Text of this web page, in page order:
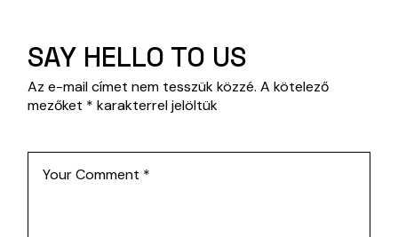
SAY HELLO TO US
Az e-mail címet nem tesszük közzé. A kötelező
mezőket * karakterrel jelöltük